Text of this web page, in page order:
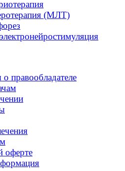
(МЛТ)
правообладателе
оферте